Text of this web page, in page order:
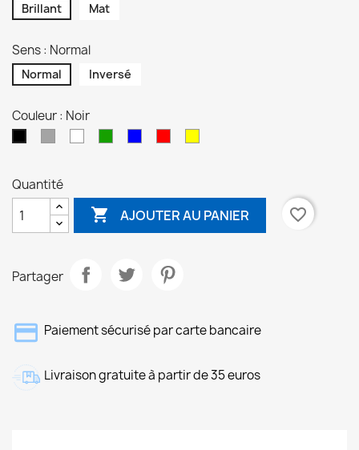
Brillant Mat
Sens : Normal
Normal Inversé
Couleur : Noir
Quantité
 AJOUTER AU PANIER favorite_border
Partager
Paiement sécurisé par carte bancaire
Livraison gratuite à partir de 35 euros